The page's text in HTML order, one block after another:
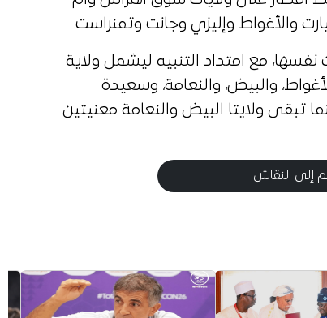
والأغواط وإليزي وجانت وتمنراست.
مع امتداد التنبيه ليشمل ولاية
والبيض، والنعامة، وسعيدة
تبقى ولايتا البيض والنعامة معنيتين
إلى النقاش